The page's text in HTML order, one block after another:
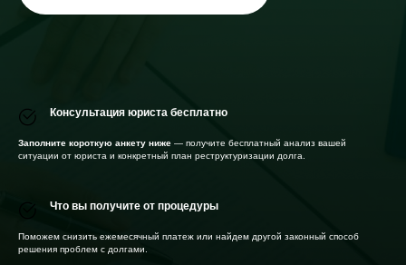
Консультация юриста бесплатно
Заполните короткую анкету ниже — получите бесплатный анализ вашей
ситуации от юриста и конкретный план реструктуризации долга.
Что вы получите от процедуры
Поможем снизить ежемесячный платеж или найдем другой законный способ
решения проблем с долгами.